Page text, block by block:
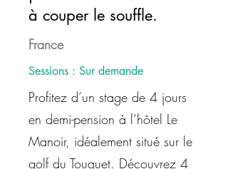
à couper le souffle.
France
Sessions : Sur demande
Profitez d’un stage de 4 jours
en demi-pension à l’hôtel Le
Manoir, idéalement situé sur le
golf du Touquet. Découvrez 4